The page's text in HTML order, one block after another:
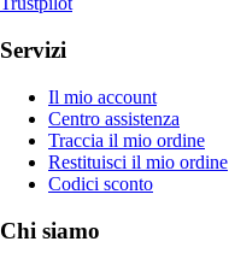
Servizi
Il mio account
Centro assistenza
Traccia il mio ordine
Restituisci il mio ordine
Codici sconto
Chi siamo